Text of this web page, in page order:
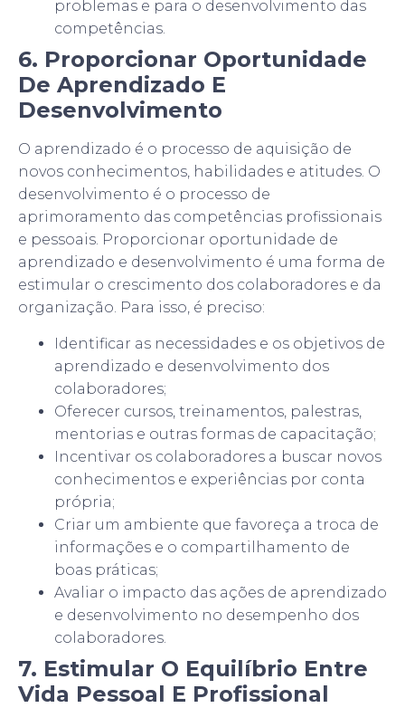
problemas e para o desenvolvimento das
competências.
6. Proporcionar Oportunidade
De Aprendizado E
Desenvolvimento
O aprendizado é o processo de aquisição de
novos conhecimentos, habilidades e atitudes. O
desenvolvimento é o processo de
aprimoramento das competências profissionais
e pessoais. Proporcionar oportunidade de
aprendizado e desenvolvimento é uma forma de
estimular o crescimento dos colaboradores e da
organização. Para isso, é preciso:
Identificar as necessidades e os objetivos de
aprendizado e desenvolvimento dos
colaboradores;
Oferecer cursos, treinamentos, palestras,
mentorias e outras formas de capacitação;
Incentivar os colaboradores a buscar novos
conhecimentos e experiências por conta
própria;
Criar um ambiente que favoreça a troca de
informações e o compartilhamento de
boas práticas;
Avaliar o impacto das ações de aprendizado
e desenvolvimento no desempenho dos
colaboradores.
7. Estimular O Equilíbrio Entre
Vida Pessoal E Profissional